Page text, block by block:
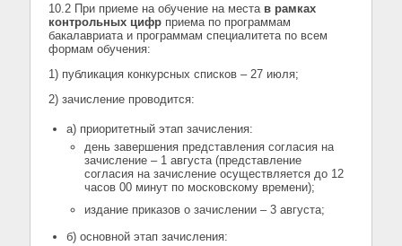
10.2 При приеме на обучение на места в рамках
контрольных цифр приема по программам
бакалавриата и программам специалитета по всем
формам обучения:
1) публикация конкурсных списков – 27 июля;
2) зачисление проводится:
а) приоритетный этап зачисления:
день завершения представления согласия на
зачисление – 1 августа (представление
согласия на зачисление осуществляется до 12
часов 00 минут по московскому времени);
издание приказов о зачислении – 3 августа;
б) основной этап зачисления: